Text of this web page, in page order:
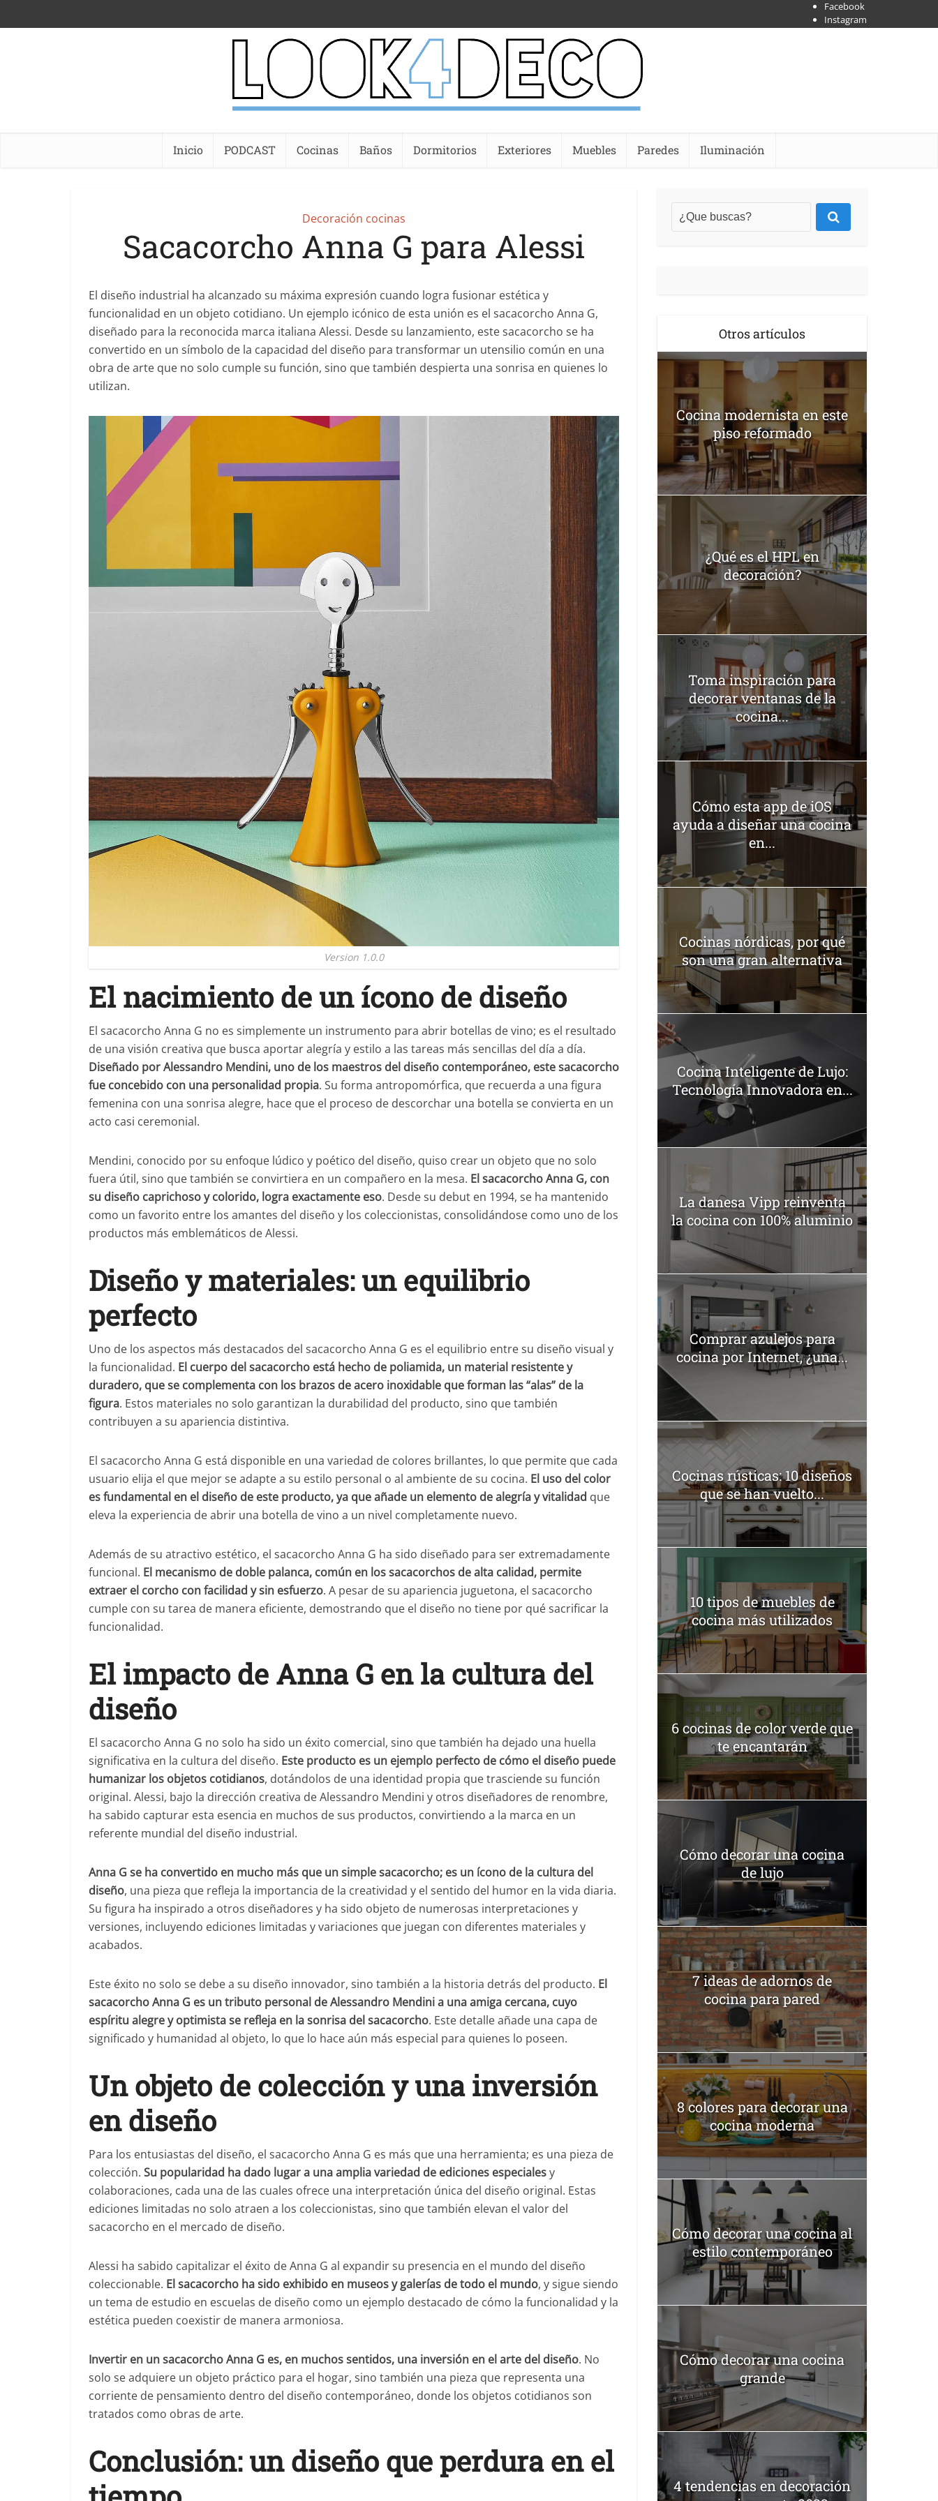
Facebook
Instagram
Inicio PODCAST Cocinas Baños Dormitorios Exteriores Muebles Paredes Iluminación
Decoración cocinas
Sacacorcho Anna G para Alessi
El diseño industrial ha alcanzado su máxima expresión cuando logra fusionar estética y
funcionalidad en un objeto cotidiano. Un ejemplo icónico de esta unión es el sacacorcho Anna G,
diseñado para la reconocida marca italiana Alessi. Desde su lanzamiento, este sacacorcho se ha
convertido en un símbolo de la capacidad del diseño para transformar un utensilio común en una
obra de arte que no solo cumple su función, sino que también despierta una sonrisa en quienes lo
utilizan.
Version 1.0.0
El nacimiento de un ícono de diseño
El sacacorcho Anna G no es simplemente un instrumento para abrir botellas de vino; es el resultado
de una visión creativa que busca aportar alegría y estilo a las tareas más sencillas del día a día.
Diseñado por Alessandro Mendini, uno de los maestros del diseño contemporáneo, este sacacorcho
fue concebido con una personalidad propia. Su forma antropomórfica, que recuerda a una figura
femenina con una sonrisa alegre, hace que el proceso de descorchar una botella se convierta en un
acto casi ceremonial.
Mendini, conocido por su enfoque lúdico y poético del diseño, quiso crear un objeto que no solo
fuera útil, sino que también se convirtiera en un compañero en la mesa. El sacacorcho Anna G, con
su diseño caprichoso y colorido, logra exactamente eso. Desde su debut en 1994, se ha mantenido
como un favorito entre los amantes del diseño y los coleccionistas, consolidándose como uno de los
productos más emblemáticos de Alessi.
Diseño y materiales: un equilibrio
perfecto
Uno de los aspectos más destacados del sacacorcho Anna G es el equilibrio entre su diseño visual y
la funcionalidad. El cuerpo del sacacorcho está hecho de poliamida, un material resistente y
duradero, que se complementa con los brazos de acero inoxidable que forman las “alas” de la
figura. Estos materiales no solo garantizan la durabilidad del producto, sino que también
contribuyen a su apariencia distintiva.
El sacacorcho Anna G está disponible en una variedad de colores brillantes, lo que permite que cada
usuario elija el que mejor se adapte a su estilo personal o al ambiente de su cocina. El uso del color
es fundamental en el diseño de este producto, ya que añade un elemento de alegría y vitalidad que
eleva la experiencia de abrir una botella de vino a un nivel completamente nuevo.
Además de su atractivo estético, el sacacorcho Anna G ha sido diseñado para ser extremadamente
funcional. El mecanismo de doble palanca, común en los sacacorchos de alta calidad, permite
extraer el corcho con facilidad y sin esfuerzo. A pesar de su apariencia juguetona, el sacacorcho
cumple con su tarea de manera eficiente, demostrando que el diseño no tiene por qué sacrificar la
funcionalidad.
El impacto de Anna G en la cultura del
diseño
El sacacorcho Anna G no solo ha sido un éxito comercial, sino que también ha dejado una huella
significativa en la cultura del diseño. Este producto es un ejemplo perfecto de cómo el diseño puede
humanizar los objetos cotidianos, dotándolos de una identidad propia que trasciende su función
original. Alessi, bajo la dirección creativa de Alessandro Mendini y otros diseñadores de renombre,
ha sabido capturar esta esencia en muchos de sus productos, convirtiendo a la marca en un
referente mundial del diseño industrial.
Anna G se ha convertido en mucho más que un simple sacacorcho; es un ícono de la cultura del
diseño, una pieza que refleja la importancia de la creatividad y el sentido del humor en la vida diaria.
Su figura ha inspirado a otros diseñadores y ha sido objeto de numerosas interpretaciones y
versiones, incluyendo ediciones limitadas y variaciones que juegan con diferentes materiales y
acabados.
Este éxito no solo se debe a su diseño innovador, sino también a la historia detrás del producto. El
sacacorcho Anna G es un tributo personal de Alessandro Mendini a una amiga cercana, cuyo
espíritu alegre y optimista se refleja en la sonrisa del sacacorcho. Este detalle añade una capa de
significado y humanidad al objeto, lo que lo hace aún más especial para quienes lo poseen.
Un objeto de colección y una inversión
en diseño
Para los entusiastas del diseño, el sacacorcho Anna G es más que una herramienta; es una pieza de
colección. Su popularidad ha dado lugar a una amplia variedad de ediciones especialesy
colaboraciones, cada una de las cuales ofrece una interpretación única del diseño original. Estas
ediciones limitadas no solo atraen a los coleccionistas, sino que también elevan el valor del
sacacorcho en el mercado de diseño.
Alessi ha sabido capitalizar el éxito de Anna G al expandir su presencia en el mundo del diseño
coleccionable. El sacacorcho ha sido exhibido en museos y galerías de todo el mundo, y sigue siendo
un tema de estudio en escuelas de diseño como un ejemplo destacado de cómo la funcionalidad y la
estética pueden coexistir de manera armoniosa.
Invertir en un sacacorcho Anna G es, en muchos sentidos, una inversión en el arte del diseño. No
solo se adquiere un objeto práctico para el hogar, sino también una pieza que representa una
corriente de pensamiento dentro del diseño contemporáneo, donde los objetos cotidianos son
tratados como obras de arte.
Conclusión: un diseño que perdura en el
Otros artículos
Cocina modernista en este
piso reformado
¿Qué es el HPL en
decoración?
Toma inspiración para
decorar ventanas de la
cocina...
Cómo esta app de iOS
ayuda a diseñar una cocina
en...
Cocinas nórdicas, por qué
son una gran alternativa
Cocina Inteligente de Lujo:
Tecnología Innovadora en...
La danesa Vipp reinventa
la cocina con 100% aluminio
Comprar azulejos para
cocina por Internet, ¿una...
Cocinas rústicas: 10 diseños
que se han vuelto...
10 tipos de muebles de
cocina más utilizados
6 cocinas de color verde que
te encantarán
Cómo decorar una cocina
de lujo
7 ideas de adornos de
cocina para pared
8 colores para decorar una
cocina moderna
Cómo decorar una cocina al
estilo contemporáneo
Cómo decorar una cocina
grande
4 tendencias en decoración